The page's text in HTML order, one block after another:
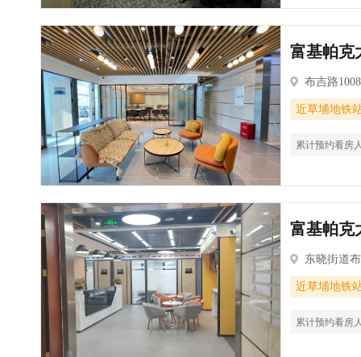
富基帕克
布吉路
近草埔地铁
累计预约看房
富基帕克
东晓街道
近草埔地铁
累计预约看房